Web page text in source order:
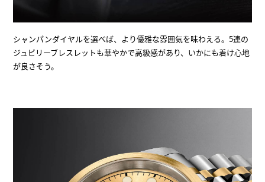
シャンパンダイヤルを選べば、より優雅な雰囲気を味わえる。5連の
ジュビリーブレスレットも華やかで高級感があり、いかにも着け心地
が良さそう。